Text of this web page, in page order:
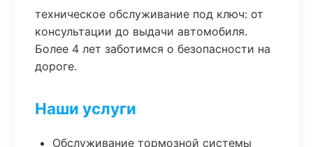
техническое обслуживание под ключ: от
консультации до выдачи автомобиля.
Более 4 лет заботимся о безопасности на
дороге.
Наши услуги
Обслуживание тормозной системы